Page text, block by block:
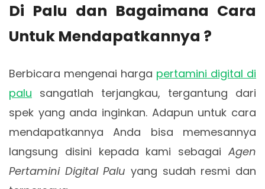
Di Palu dan Bagaimana Cara
Untuk Mendapatkannya ?
Berbicara mengenai harga pertamini digital di
palu sangatlah terjangkau, tergantung dari
spek yang anda inginkan. Adapun untuk cara
mendapatkannya Anda bisa memesannya
langsung disini kepada kami sebagai Agen
Pertamini Digital Palu yang sudah resmi dan